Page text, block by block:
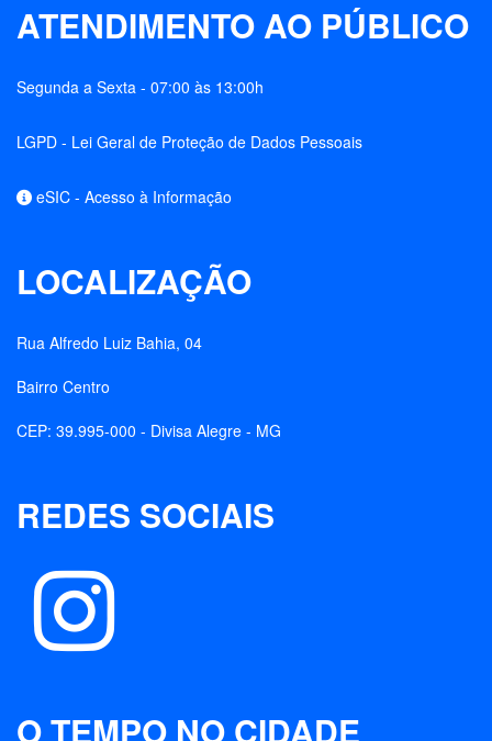
ATENDIMENTO AO PÚBLICO
Segunda a Sexta - 07:00 às 13:00h
LGPD - Lei Geral de Proteção de Dados Pessoais
eSIC - Acesso à Informação
LOCALIZAÇÃO
Rua Alfredo Luiz Bahia, 04
Bairro Centro
CEP: 39.995-000 - Divisa Alegre - MG
REDES SOCIAIS
O TEMPO NO CIDADE